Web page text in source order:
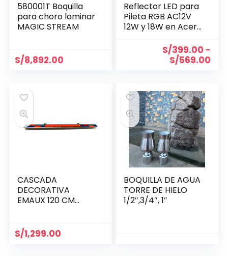
580001T Boquilla
para choro laminar
MAGIC STREAM
S/8,892.00
Reflector LED para
Pileta RGB AC12V
12W y 18W en Acero
S/399.00 -
S/569.00
CASCADA
DECORATIVA
EMAUX 120 CM
S/1,299.00
BOQUILLA DE AGUA
TORRE DE HIELO
1/2″,3/4″, 1″